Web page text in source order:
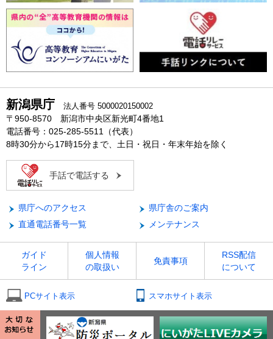
新潟県庁 法人番号 5000020150002
〒950-8570 新潟市中央区新光町4番地1
電話番号：025-285-5511（代表）
8時30分から17時15分まで、土日・祝日・年末年始を除く
手話で電話する
県庁へのアクセス
県庁舎のご案内
直通電話番号一覧
メンテナンス
ガイド
ライン
個人情報
の取扱い
免責事項
RSS配信
について
PCサイト表示 スマホサイト表示